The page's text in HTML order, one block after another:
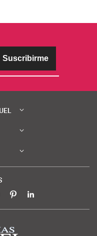
Suscribirme
PinterestLinkedIn